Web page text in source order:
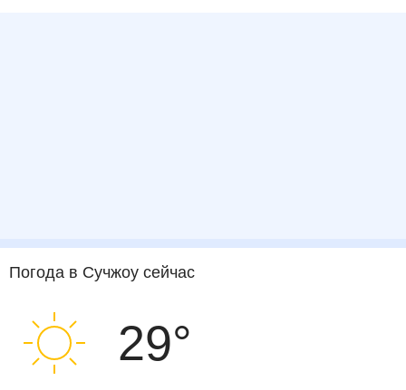
Погода в Сучжоусейчас
29°